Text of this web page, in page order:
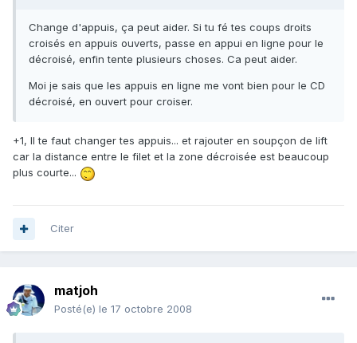
Change d'appuis, ça peut aider. Si tu fé tes coups droits
croisés en appuis ouverts, passe en appui en ligne pour le
décroisé, enfin tente plusieurs choses. Ca peut aider.
Moi je sais que les appuis en ligne me vont bien pour le CD
décroisé, en ouvert pour croiser.
+1, Il te faut changer tes appuis... et rajouter en soupçon de lift
car la distance entre le filet et la zone décroisée est beaucoup
plus courte...
Citer
matjoh
Posté(e) le 17 octobre 2008